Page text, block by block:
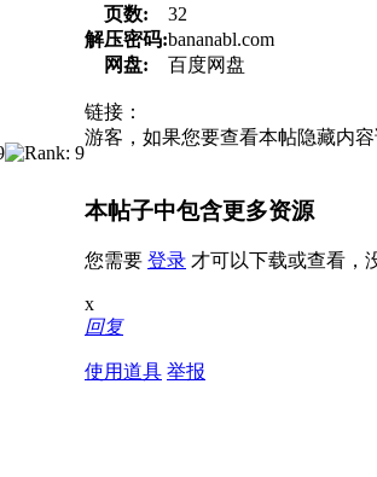
页数:
32
解压密码:bananabl.com
网盘:
百度网盘
链接：
游客，如果您要查看本帖隐藏内
本帖子中包含更多资源
您需要 登录 才可以下载或查看，
x
回复
使用道具 举报